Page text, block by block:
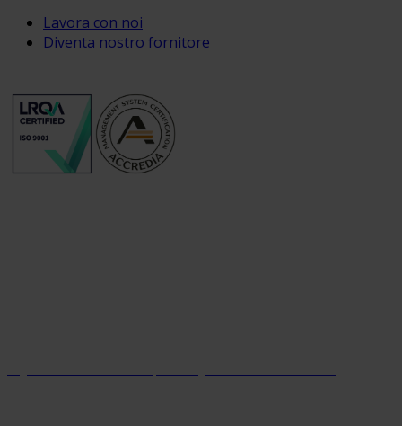
Lavora con noi
Diventa nostro fornitore